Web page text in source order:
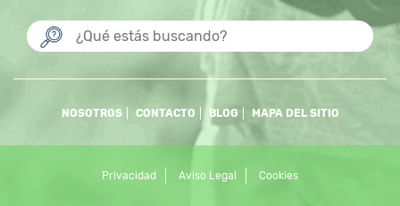
NOSOTROS CONTACTO BLOG MAPA DEL SITIO
Privacidad Aviso Legal Cookies